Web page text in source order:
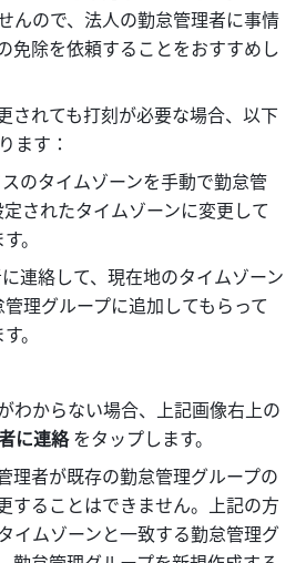
んので、法人の勤怠管理者に事情
免除を依頼することをおすすめし
されても打刻が必要な場合、以下
ます：
のタイムゾーンを手動で勤怠管
されたタイムゾーンに変更して
。
連絡して、現在地のタイムゾーン
理グループに追加してもらって
。
に連絡 をタップします。
理者が既存の勤怠管理グループの
することはできません。上記の方
イムゾーンと一致する勤怠管理グ